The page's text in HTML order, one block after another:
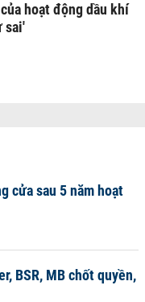
hoạt động dầu khí
sai'
cửa sau 5 năm hoạt
BSR, MB chốt quyền,